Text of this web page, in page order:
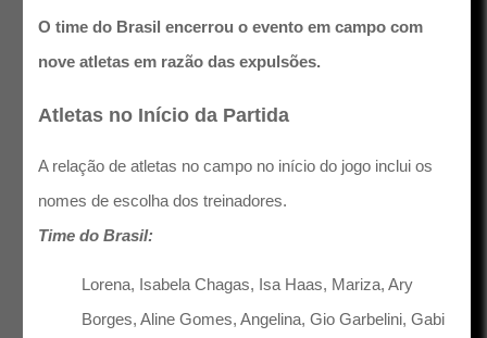
O time do Brasil encerrou o evento em campo com
nove atletas em razão das expulsões.
Atletas no Início da Partida
A relação de atletas no campo no início do jogo inclui os
nomes de escolha dos treinadores.
Time do Brasil:
Lorena, Isabela Chagas, Isa Haas, Mariza, Ary
Borges, Aline Gomes, Angelina, Gio Garbelini, Gabi